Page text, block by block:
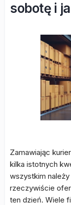
sobotę i
Zamawiając
kilka istotnych
wszystkim
rzeczywiście
ten dzień. Wiele